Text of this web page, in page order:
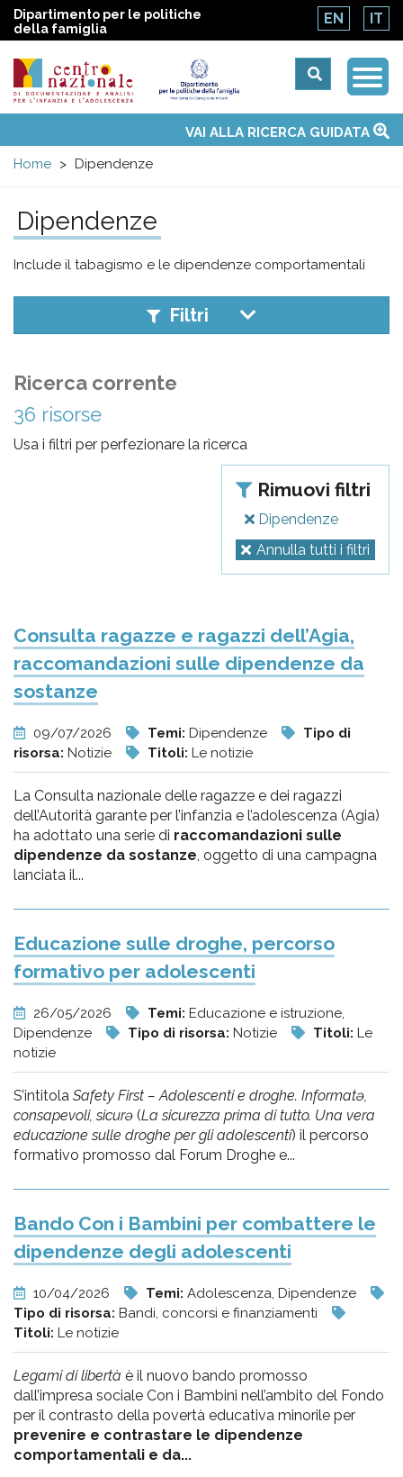
Dipartimento per le politiche
della famiglia
EN IT
Centro
nazionale
di
Documentazione
e
pr
l'infanzia
l'adolescenza
menu
Temi
Attività
Convenzione ONUVAI ALLA RICERCA GUIDATA
Home
Dipendenze
Dipendenze
Include il tabagismo e le dipendenze comportamentali
Filtri
Ricerca corrente
36 risorse
Usa i filtri per perfezionare la ricerca
Rimuovi filtri
Dipendenze
Annulla tutti i filtri
Consulta ragazze e ragazzi dell’Agia,
raccomandazioni sulle dipendenze da
sostanze
09/07/2026 Temi: Dipendenze
Tipo di
risorsa: Notizie Titoli: Le notizie
La Consulta nazionale delle ragazze e dei ragazzi
dell’Autorità garante per l’infanzia e l’adolescenza (Agia)
ha adottato una serie di raccomandazioni sulle
dipendenze da sostanze, oggetto di una campagna
lanciata il...
Educazione sulle droghe, percorso
formativo per adolescenti
26/05/2026 Temi: Educazione e istruzione,
Dipendenze
Tipo di risorsa: Notizie Titoli: Le
notizie
S’intitola Safety First – Adolescenti e droghe. Informatə,
consapevoli, sicurə (La sicurezza prima di tutto. Una vera
educazione sulle droghe per gli adolescenti) il percorso
formativo promosso dal Forum Droghe e...
Bando Con i Bambini per combattere le
dipendenze degli adolescenti
10/04/2026 Temi: Adolescenza, Dipendenze
Tipo di risorsa: Bandi, concorsi e finanziamenti
Titoli: Le notizie
Legami di libertà è il nuovo bando promosso
dall’impresa sociale Con i Bambini nell’ambito del Fondo
per il contrasto della povertà educativa minorile per
prevenire e contrastare le dipendenze
comportamentali e da...